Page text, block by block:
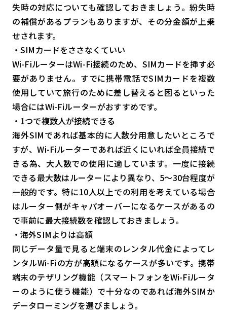
失時の対応についても確認しておきましょう。紛失時
の補償があるプランもありますが、その分金額が上乗
せされます。
・SIMカードをささなくていい
Wi-FiルーターはWi-Fi接続のため、SIMカードを挿す必
要がありません。すでに携帯電話でSIMカードを複数
使用していて旅行のために差し替えると困るといった
場合にはWi-Fiルーターがおすすめです。
・1つで複数人が接続できる
海外SIMであれば基本的に人数分用意したいところで
すが、Wi-Fiルーターであれば近くにいれば全員接続で
きる為、大人数での使用に適しています。一度に接続
できる最大数はルーターにより異なり、5〜30台程度が
一般的です。特に10人以上での利用を考えている場合
はルーター側がキャパオーバーになるケースがあるの
で事前に最大接続数を確認しておきましょう。
・海外SIMよりは高額
同じデータ量で見ると端末のレンタル代金によってレ
ンタルWi-Fiの方が高額になるケースが多いです。携帯
端末のテザリング機能（スマートフォンをWi-Fiルータ
ーのように使う機能）で十分なのであれば海外SIMか
データローミングを選びましょう。